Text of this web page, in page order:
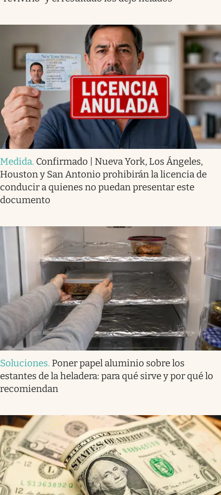
Medida. Confirmado | Nueva York, Los Ángeles,
Houston y San Antonio prohibirán la licencia de
conducir a quienes no puedan presentar este
documento
Soluciones. Poner papel aluminio sobre los
estantes de la heladera: para qué sirve y por qué lo
recomiendan